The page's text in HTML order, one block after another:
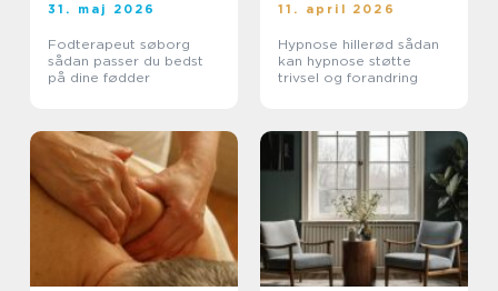
31. maj 2026
Fodterapeut søborg
sådan passer du bedst
på dine fødder
11. april 2026
Hypnose hillerød sådan
kan hypnose støtte
trivsel og forandring